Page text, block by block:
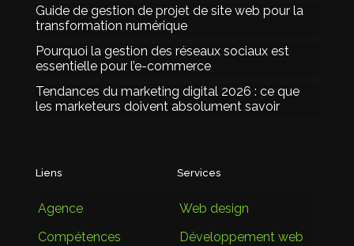
Guide de gestion de projet de site web pour la
transformation numérique
Pourquoi la gestion des réseaux sociaux est
essentielle pour l’e-commerce
Tendances du marketing digital 2026 : ce que
les marketeurs doivent absolument savoir
Liens
Agence
Compétences
Services
Web design
Développement web